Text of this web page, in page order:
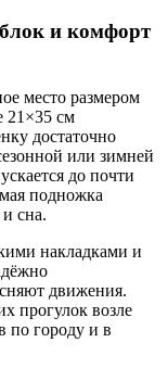
и комфорт
место размером
21×35 см
достаточно
или зимней
до почти
подножка
сна.
накладками и
движения.
прогулок возле
по городу и в